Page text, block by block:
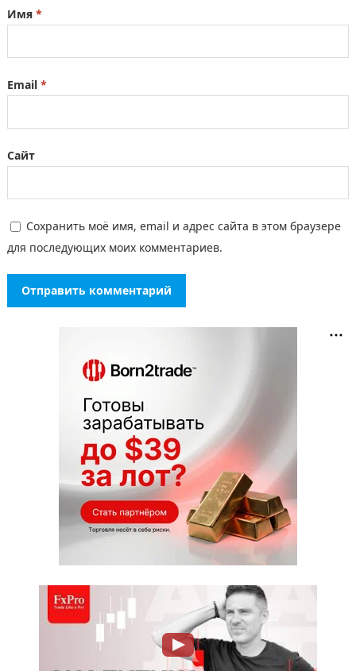
Имя *
Email *
Сайт
Сохранить моё имя, email и адрес сайта в этом браузере
для последующих моих комментариев.